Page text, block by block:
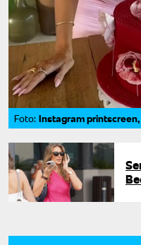
Foto: Instagram